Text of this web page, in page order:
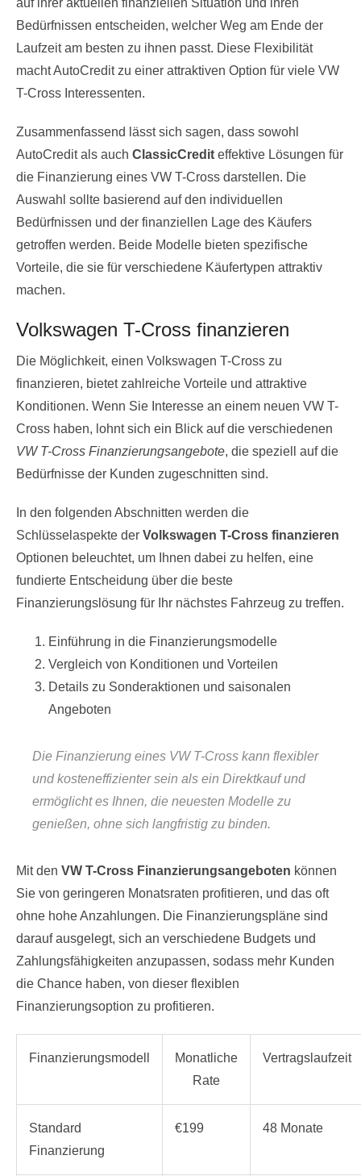
Bedürfnissen entscheiden, welcher Weg am Ende der
Laufzeit am besten zu ihnen passt. Diese Flexibilität
macht AutoCredit zu einer attraktiven Option für viele VW
T-Cross Interessenten.
Zusammenfassend lässt sich sagen, dass sowohl
AutoCredit als auch ClassicCredit effektive Lösungen für
die Finanzierung eines VW T-Cross darstellen. Die
Auswahl sollte basierend auf den individuellen
Bedürfnissen und der finanziellen Lage des Käufers
getroffen werden. Beide Modelle bieten spezifische
Vorteile, die sie für verschiedene Käufertypen attraktiv
machen.
Volkswagen T-Cross finanzieren
Die Möglichkeit, einen Volkswagen T-Cross zu
finanzieren, bietet zahlreiche Vorteile und attraktive
Konditionen. Wenn Sie Interesse an einem neuen VW T-
Cross haben, lohnt sich ein Blick auf die verschiedenen
VW T-Cross Finanzierungsangebote, die speziell auf die
Bedürfnisse der Kunden zugeschnitten sind.
In den folgenden Abschnitten werden die
Schlüsselaspekte der Volkswagen T-Cross finanzieren
Optionen beleuchtet, um Ihnen dabei zu helfen, eine
fundierte Entscheidung über die beste
Finanzierungslösung für Ihr nächstes Fahrzeug zu treffen.
Einführung in die Finanzierungsmodelle
Vergleich von Konditionen und Vorteilen
Details zu Sonderaktionen und saisonalen
Angeboten
Die Finanzierung eines VW T-Cross kann flexibler
und kosteneffizienter sein als ein Direktkauf und
ermöglicht es Ihnen, die neuesten Modelle zu
genießen, ohne sich langfristig zu binden.
Mit den VW T-Cross Finanzierungsangeboten können
Sie von geringeren Monatsraten profitieren, und das oft
ohne hohe Anzahlungen. Die Finanzierungspläne sind
darauf ausgelegt, sich an verschiedene Budgets und
Zahlungsfähigkeiten anzupassen, sodass mehr Kunden
die Chance haben, von dieser flexiblen
Finanzierungsoption zu profitieren.
Finanzierungsmodell
Monatliche
Rate
Vertragslaufzeit
Standard
Finanzierung
€199 48 Monate